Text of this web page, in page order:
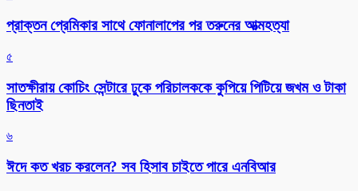
প্রাক্তন প্রেমিকার সাথে ফোনালাপের পর তরুনের আত্মহত্যা
৫
সাতক্ষীরায় কোচিং সেন্টারে ঢুকে পরিচালককে কুপিয়ে পিটিয়ে জখম ও টাকা
ছিনতাই
৬
ঈদে কত খরচ করলেন? সব হিসাব চাইতে পারে এনবিআর